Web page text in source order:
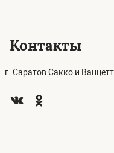
Контакты
г. Саратов Сакко и